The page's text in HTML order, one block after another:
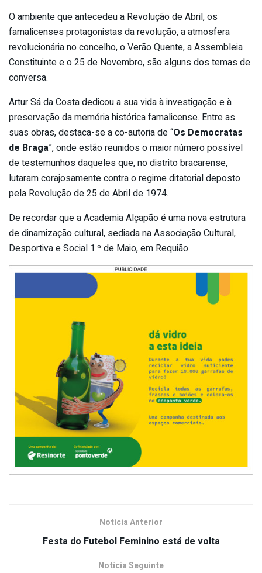
O ambiente que antecedeu a Revolução de Abril, os
famalicenses protagonistas da revolução, a atmosfera
revolucionária no concelho, o Verão Quente, a Assembleia
Constituinte e o 25 de Novembro, são alguns dos temas de
conversa.
Artur Sá da Costa dedicou a sua vida à investigação e à
preservação da memória histórica famalicense. Entre as
suas obras, destaca-se a co-autoria de “Os Democratas
de Braga”, onde estão reunidos o maior número possível
de testemunhos daqueles que, no distrito bracarense,
lutaram corajosamente contra o regime ditatorial deposto
pela Revolução de 25 de Abril de 1974.
De recordar que a Academia Alçapão é uma nova estrutura
de dinamização cultural, sediada na Associação Cultural,
Desportiva e Social 1.º de Maio, em Requião.
Notícia Anterior
Festa do Futebol Feminino está de volta
Notícia Seguinte